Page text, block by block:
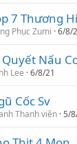
7 Thương
Phục Zumi 6/8/
Quyết Nấu
Lee 6/8/21
Cốc Sv
Thanh viên 5/